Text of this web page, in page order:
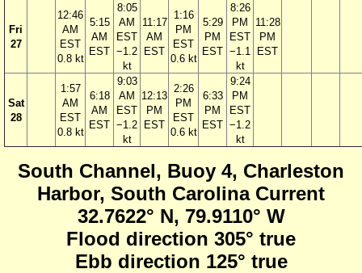
Fri
27
12:46
AM
EST
0.8 kt
5:15
AM
EST
8:05
AM
EST
−1.2
kt
11:17
AM
EST
1:16
PM
EST
0.6 kt
5:29
PM
EST
8:26
PM
EST
−1.1
kt
11:28
PM
EST
Sat
28
1:57
AM
EST
0.8 kt
6:18
AM
EST
9:03
AM
EST
−1.2
kt
12:13
PM
EST
2:26
PM
EST
0.6 kt
6:33
PM
EST
9:24
PM
EST
−1.2
kt
South Channel, Buoy 4, Charleston
Harbor, South Carolina Current
32.7622° N, 79.9110° W
Flood direction 305° true
Ebb direction 125° true